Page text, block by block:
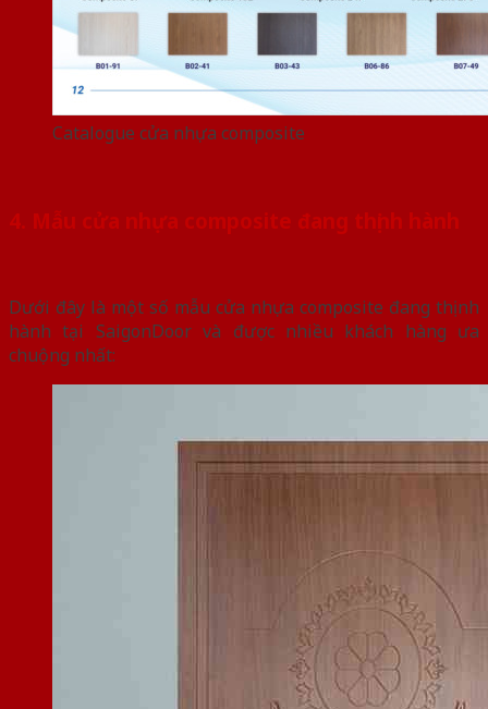
Catalogue cửa nhựa composite
4. Mẫu cửa nhựa composite đang thịnh hành
Dưới đây là một số mẫu cửa nhựa composite đang thịnh
hành tại SaigonDoor và được nhiều khách hàng ưa
chuộng nhất: